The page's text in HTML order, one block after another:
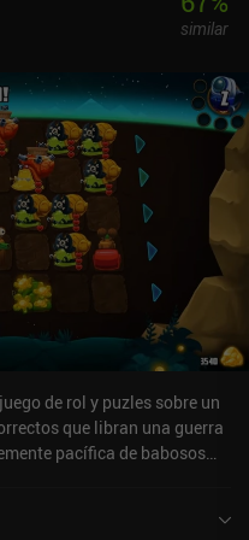
similar
de rol y puzles sobre un
que libran una guerra
pacífica de babosos
final. Cada nivel consiste